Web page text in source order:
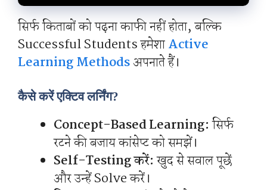
सिर्फ किताबों को पढ़ना काफी नहीं होता, बल्कि
Successful Students हमेशाActive
Learning Methodsअपनाते हैं।
कैसे करें एक्टिव लर्निंग?
Concept-Based Learning:सिर्फ
रटने की बजाय कांसेप्ट को समझें।
Self-Testing करें:खुद से सवाल पूछें
और उन्हें Solve करें।